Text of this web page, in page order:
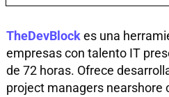
TheDevBlockes una
empresas con talento IT
de 72 horas. Ofrece
project managers nearshore